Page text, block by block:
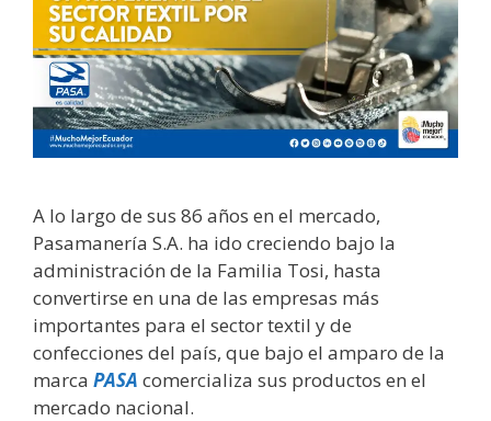
A lo largo de sus 86 años en el mercado,
Pasamanería S.A. ha ido creciendo bajo la
administración de la Familia Tosi, hasta
convertirse en una de las empresas más
importantes para el sector textil y de
confecciones del país, que bajo el amparo de la
marca PASA comercializa sus productos en el
mercado nacional.